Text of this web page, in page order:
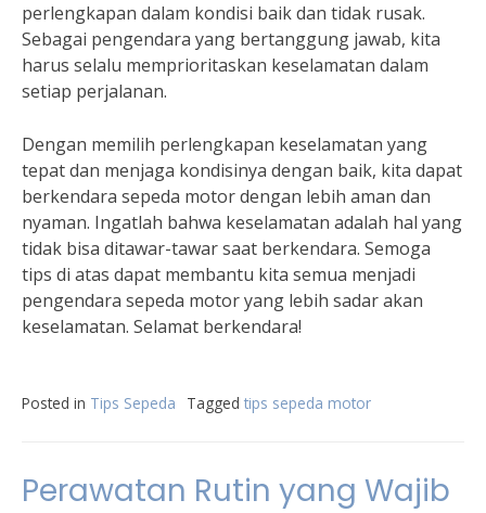
perlengkapan dalam kondisi baik dan tidak rusak.
Sebagai pengendara yang bertanggung jawab, kita
harus selalu memprioritaskan keselamatan dalam
setiap perjalanan.
Dengan memilih perlengkapan keselamatan yang
tepat dan menjaga kondisinya dengan baik, kita dapat
berkendara sepeda motor dengan lebih aman dan
nyaman. Ingatlah bahwa keselamatan adalah hal yang
tidak bisa ditawar-tawar saat berkendara. Semoga
tips di atas dapat membantu kita semua menjadi
pengendara sepeda motor yang lebih sadar akan
keselamatan. Selamat berkendara!
Posted in Tips Sepeda Tagged tips sepeda motor
Perawatan Rutin yang Wajib